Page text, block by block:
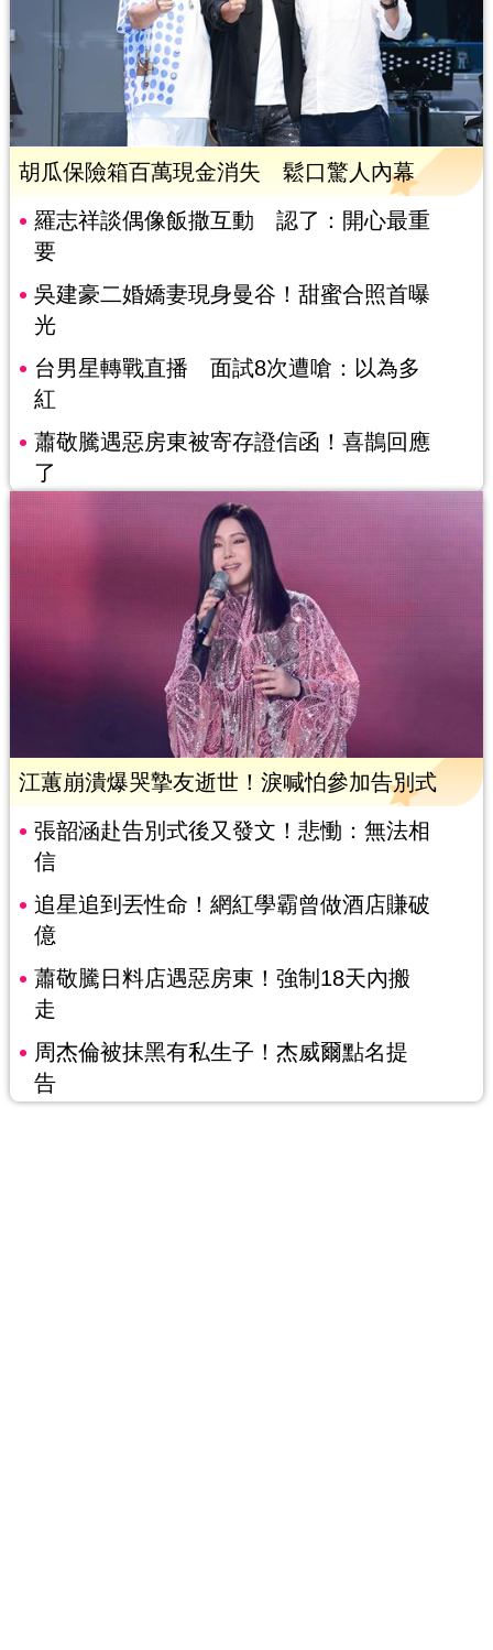
胡瓜保險箱百萬現金消失 鬆口驚人內幕
羅志祥談偶像飯撒互動 認了：開心最重
要
吳建豪二婚嬌妻現身曼谷！甜蜜合照首曝
光
台男星轉戰直播 面試8次遭嗆：以為多
紅
蕭敬騰遇惡房東被寄存證信函！喜鵲回應
了
江蕙崩潰爆哭摯友逝世！淚喊怕參加告別式
張韶涵赴告別式後又發文！悲慟：無法相
信
追星追到丟性命！網紅學霸曾做酒店賺破
億
蕭敬騰日料店遇惡房東！強制18天內搬
走
周杰倫被抹黑有私生子！杰威爾點名提
告